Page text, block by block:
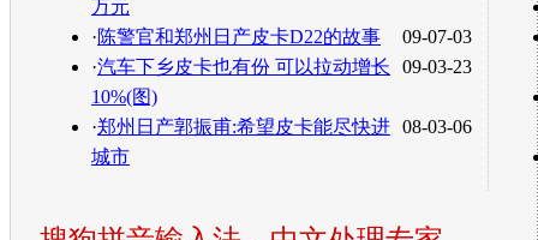
万元
09-07-03
·陈警官和郑州日产皮卡D22的故事
09-03-23
·汽车下乡皮卡也有份 可以拉动增长
10%(图)
08-03-06
·郑州日产郭振甫:希望皮卡能尽快进
城市